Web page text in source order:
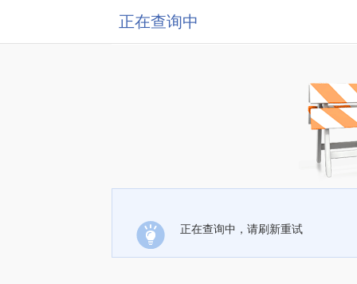
正在查询中
正在查询中，请刷新重试